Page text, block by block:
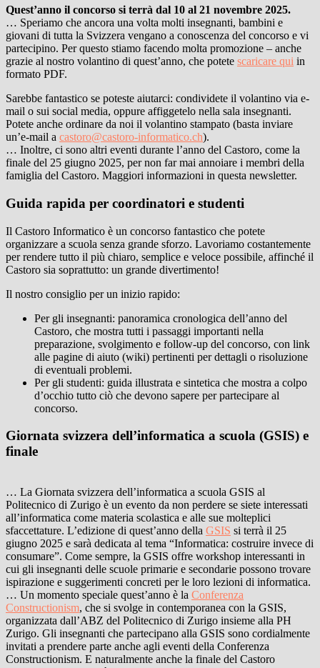
Quest’anno il concorso si terrà dal 10 al 21 novembre 2025.
… Speriamo che ancora una volta molti insegnanti, bambini e
giovani di tutta la Svizzera vengano a conoscenza del concorso e vi
partecipino. Per questo stiamo facendo molta promozione – anche
grazie al nostro volantino di quest’anno, che potete scaricare qui in
formato PDF.
Sarebbe fantastico se poteste aiutarci: condividete il volantino via e-
mail o sui social media, oppure affiggetelo nella sala insegnanti.
Potete anche ordinare da noi il volantino stampato (basta inviare
un’e-mail a castoro@castoro-informatico.ch).
… Inoltre, ci sono altri eventi durante l’anno del Castoro, come la
finale del 25 giugno 2025, per non far mai annoiare i membri della
famiglia del Castoro. Maggiori informazioni in questa newsletter.
Guida rapida per coordinatori e studenti
Il Castoro Informatico è un concorso fantastico che potete
organizzare a scuola senza grande sforzo. Lavoriamo costantemente
per rendere tutto il più chiaro, semplice e veloce possibile, affinché il
Castoro sia soprattutto: un grande divertimento!
Il nostro consiglio per un inizio rapido:
Per gli insegnanti: panoramica cronologica dell’anno del
Castoro, che mostra tutti i passaggi importanti nella
preparazione, svolgimento e follow-up del concorso, con link
alle pagine di aiuto (wiki) pertinenti per dettagli o risoluzione
di eventuali problemi.
Per gli studenti: guida illustrata e sintetica che mostra a colpo
d’occhio tutto ciò che devono sapere per partecipare al
concorso.
Giornata svizzera dell’informatica a scuola (GSIS) e
finale
… La Giornata svizzera dell’informatica a scuola GSIS al
Politecnico di Zurigo è un evento da non perdere se siete interessati
all’informatica come materia scolastica e alle sue molteplici
sfaccettature. L’edizione di quest’anno della GSIS si terrà il 25
giugno 2025 e sarà dedicata al tema “Informatica: costruire invece di
consumare”. Come sempre, la GSIS offre workshop interessanti in
cui gli insegnanti delle scuole primarie e secondarie possono trovare
ispirazione e suggerimenti concreti per le loro lezioni di informatica.
… Un momento speciale quest’anno è la Conferenza
Constructionism, che si svolge in contemporanea con la GSIS,
organizzata dall’ABZ del Politecnico di Zurigo insieme alla PH
Zurigo. Gli insegnanti che partecipano alla GSIS sono cordialmente
invitati a prendere parte anche agli eventi della Conferenza
Constructionism. E naturalmente anche la finale del Castoro